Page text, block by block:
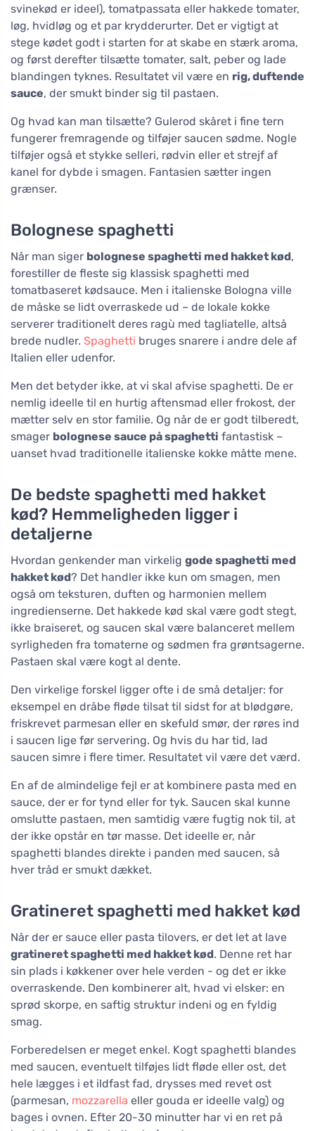
svinekød er ideel), tomatpassata eller hakkede tomater,
løg, hvidløg og et par krydderurter. Det er vigtigt at
stege kødet godt i starten for at skabe en stærk aroma,
og først derefter tilsætte tomater, salt, peber og lade
blandingen tyknes. Resultatet vil være en rig, duftende
sauce, der smukt binder sig til pastaen.
Og hvad kan man tilsætte? Gulerod skåret i fine tern
fungerer fremragende og tilføjer saucen sødme. Nogle
tilføjer også et stykke selleri, rødvin eller et strejf af
kanel for dybde i smagen. Fantasien sætter ingen
grænser.
Bolognese spaghetti
Når man siger bolognese spaghetti med hakket kød,
forestiller de fleste sig klassisk spaghetti med
tomatbaseret kødsauce. Men i italienske Bologna ville
de måske se lidt overraskede ud – de lokale kokke
serverer traditionelt deres ragù med tagliatelle, altså
brede nudler. Spaghetti bruges snarere i andre dele af
Italien eller udenfor.
Men det betyder ikke, at vi skal afvise spaghetti. De er
nemlig ideelle til en hurtig aftensmad eller frokost, der
mætter selv en stor familie. Og når de er godt tilberedt,
smager bolognese sauce på spaghetti fantastisk –
uanset hvad traditionelle italienske kokke måtte mene.
De bedste spaghetti med hakket
kød? Hemmeligheden ligger i
detaljerne
Hvordan genkender man virkelig gode spaghetti med
hakket kød? Det handler ikke kun om smagen, men
også om teksturen, duften og harmonien mellem
ingredienserne. Det hakkede kød skal være godt stegt,
ikke braiseret, og saucen skal være balanceret mellem
syrligheden fra tomaterne og sødmen fra grøntsagerne.
Pastaen skal være kogt al dente.
Den virkelige forskel ligger ofte i de små detaljer: for
eksempel en dråbe fløde tilsat til sidst for at blødgøre,
friskrevet parmesan eller en skefuld smør, der røres ind
i saucen lige før servering. Og hvis du har tid, lad
saucen simre i flere timer. Resultatet vil være det værd.
En af de almindelige fejl er at kombinere pasta med en
sauce, der er for tynd eller for tyk. Saucen skal kunne
omslutte pastaen, men samtidig være fugtig nok til, at
der ikke opstår en tør masse. Det ideelle er, når
spaghetti blandes direkte i panden med saucen, så
hver tråd er smukt dækket.
Gratineret spaghetti med hakket kød
Når der er sauce eller pasta tilovers, er det let at lave
gratineret spaghetti med hakket kød. Denne ret har
sin plads i køkkener over hele verden - og det er ikke
overraskende. Den kombinerer alt, hvad vi elsker: en
sprød skorpe, en saftig struktur indeni og en fyldig
smag.
Forberedelsen er meget enkel. Kogt spaghetti blandes
med saucen, eventuelt tilføjes lidt fløde eller ost, det
hele lægges i et ildfast fad, drysses med revet ost
(parmesan, mozzarella eller gouda er ideelle valg) og
bages i ovnen. Efter 20-30 minutter har vi en ret på